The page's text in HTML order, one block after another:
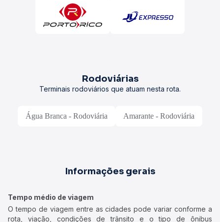
Rodoviárias
Terminais rodoviários que atuam nesta rota.
Água Branca - Rodoviária Amarante - Rodoviária
Informações gerais
Tempo médio de viagem
O tempo de viagem entre as cidades pode variar conforme a
rota, viação, condições de trânsito e o tipo de ônibus